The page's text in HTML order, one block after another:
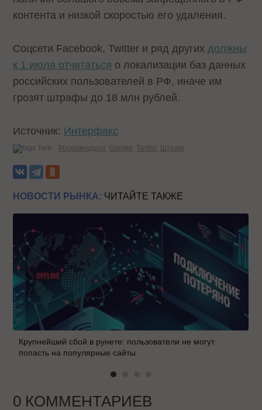
контента и низкой скоростью его удаления.
Соцсети Facebook, Twitter и ряд других должны
к 1 июля отчитаться о локализации баз данных
российских пользователей в РФ, иначе им
грозят штрафы до 18 млн рублей.
Источник: Интерфакс
Теги: Роскомнадзор Google Twitter Штраф
НОВОСТИ РЫНКА: ЧИТАЙТЕ ТАКЖЕ
Крупнейший сбой в рунете: пользователи не могут
попасть на популярные сайты
0 КОММЕНТАРИЕВ